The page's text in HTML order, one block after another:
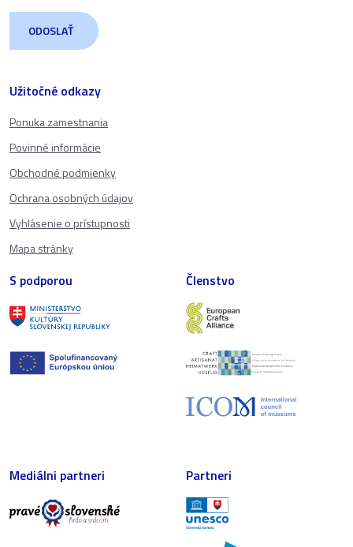
Užitočné odkazy
Ponuka zamestnania
Povinné informácie
Obchodné podmienky
Ochrana osobných údajov
Vyhlásenie o prístupnosti
Mapa stránky
S podporou Členstvo
Mediálni partneri Partneri